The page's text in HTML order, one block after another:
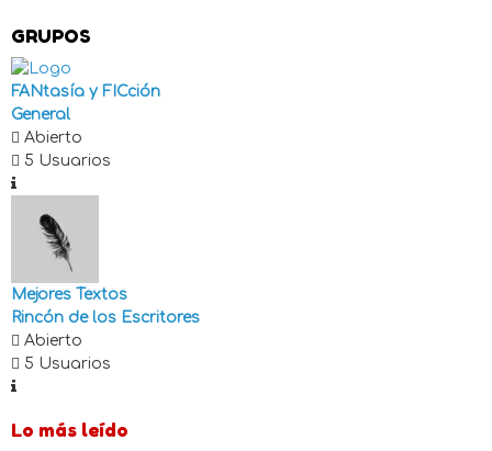
GRUPOS
FANtasía y FICción
General
Abierto
5 Usuarios
Mejores Textos
Rincón de los Escritores
Abierto
5 Usuarios
Lo más leído